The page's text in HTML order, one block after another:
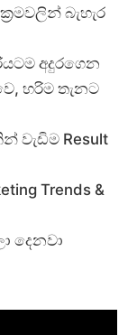
බැහැර
අදුරගෙන
හරිම තැනට
වැඩිම Result
Trends &
දෙනවා